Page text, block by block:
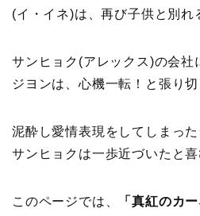
(イ・イネ)は、再び子供と別れ
サンヒョク(アレックス)の会社
ジヨンは、心機一転！と張り切
泥酔し愛情表現をしてしまった
サンヒョクは一歩近づいたと喜
このページでは、
「真紅のカ